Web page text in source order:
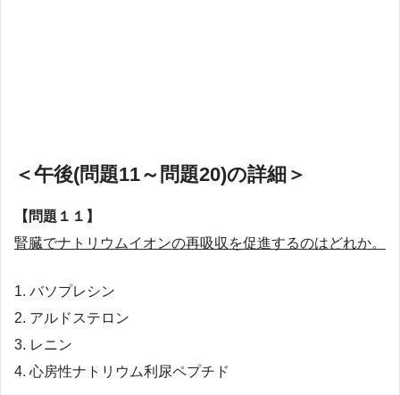
＜午後(問題11～問題20)の詳細＞
【問題１１】
腎臓でナトリウムイオンの再吸収を促進するのはどれか。
1. バソプレシン
2. アルドステロン
3. レニン
4. 心房性ナトリウム利尿ペプチド